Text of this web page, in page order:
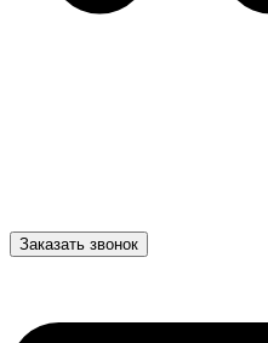
Заказать звонок